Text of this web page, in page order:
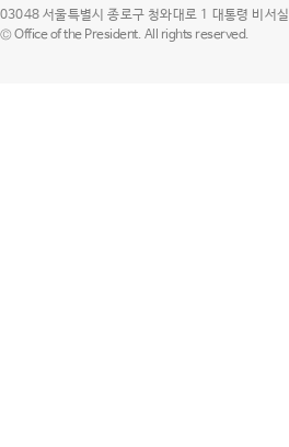
03048 서울특별시 종로구 청와대로 1 대통령 비서실
© Office of the President. All rights reserved.